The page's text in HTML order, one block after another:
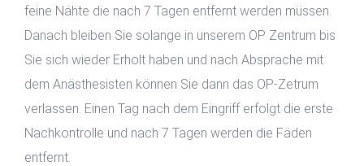
feine Nähte die nach 7 Tagen entfernt werden müssen.
Danach bleiben Sie solange in unserem OP Zentrum bis
Sie sich wieder Erholt haben und nach Absprache mit
dem Anästhesisten können Sie dann das OP-Zetrum
verlassen. Einen Tag nach dem Eingriff erfolgt die erste
Nachkontrolle und nach 7 Tagen werden die Fäden
entfernt.